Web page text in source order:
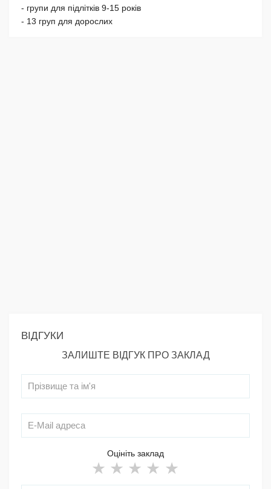
- групи для підлітків 9-15 років
- 13 груп для дорослих
ВІДГУКИ
ЗАЛИШТЕ ВІДГУК ПРО ЗАКЛАД
Оцініть заклад